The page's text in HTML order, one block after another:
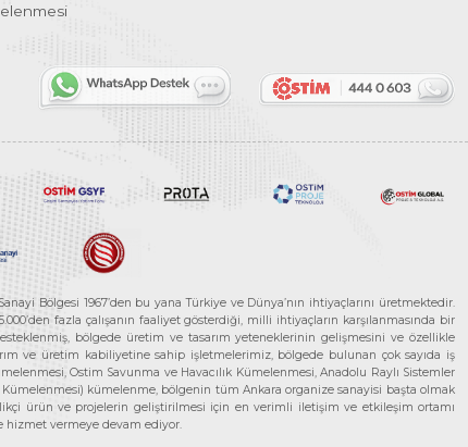
Bölgesi 1967’den bu yana Türkiye ve Dünya’nın ihtiyaçlarını üretmektedir.
fazla çalışanın faaliyet gösterdiği, milli ihtiyaçların karşılanmasında bir
bölgede üretim ve tasarım yeteneklerinin gelişmesini ve özellikle
ve üretim kabiliyetine sahip işletmelerimiz, bölgede bulunan çok sayıda iş
Ostim Savunma ve Havacılık Kümelenmesi, Anadolu Raylı Sistemler
kümelenme, bölgenin tüm Ankara organize sanayisi başta olmak
ürün ve projelerin geliştirilmesi için en verimli iletişim ve etkileşim ortamı
hizmet vermeye devam ediyor.